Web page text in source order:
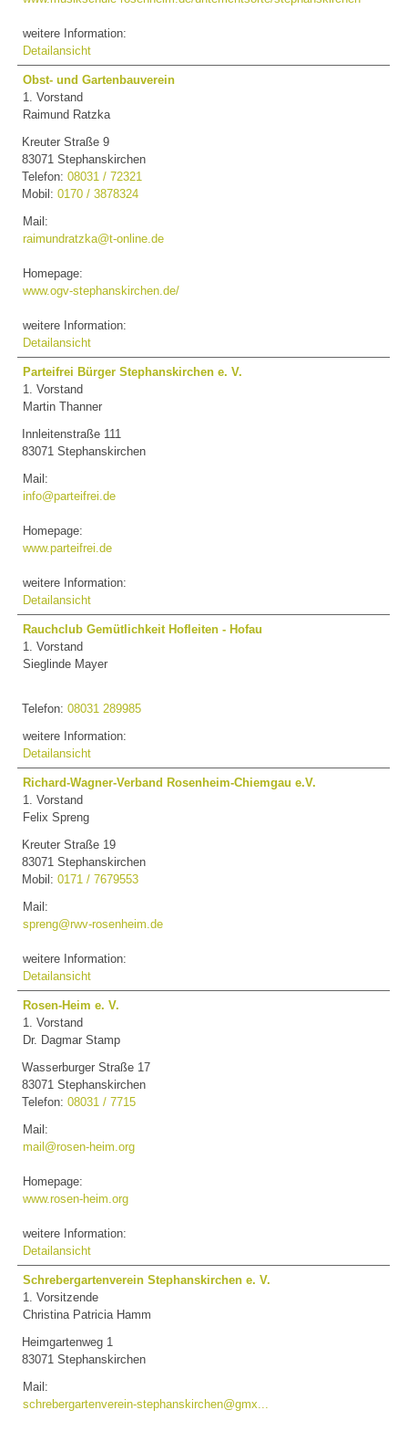
weitere Information:
Detailansicht
Obst- und Gartenbauverein
1. Vorstand
Raimund Ratzka
Kreuter Straße 9
83071 Stephanskirchen
Telefon:08031 / 72321
Mobil:0170 / 3878324
Mail:
raimundratzka@t-online.de
Homepage:
www.ogv-stephanskirchen.de/
weitere Information:
Detailansicht
Parteifrei Bürger Stephanskirchen e. V.
1. Vorstand
Martin Thanner
Innleitenstraße 111
83071 Stephanskirchen
Mail:
info@parteifrei.de
Homepage:
www.parteifrei.de
weitere Information:
Detailansicht
Rauchclub Gemütlichkeit Hofleiten - Hofau
1. Vorstand
Sieglinde Mayer
Telefon:08031 289985
weitere Information:
Detailansicht
Richard-Wagner-Verband Rosenheim-Chiemgau e.V.
1. Vorstand
Felix Spreng
Kreuter Straße 19
83071 Stephanskirchen
Mobil:0171 / 7679553
Mail:
spreng@rwv-rosenheim.de
weitere Information:
Detailansicht
Rosen-Heim e. V.
1. Vorstand
Dr. Dagmar Stamp
Wasserburger Straße 17
83071 Stephanskirchen
Telefon:08031 / 7715
Mail:
mail@rosen-heim.org
Homepage:
www.rosen-heim.org
weitere Information:
Detailansicht
Schrebergartenverein Stephanskirchen e. V.
1. Vorsitzende
Christina Patricia Hamm
Heimgartenweg 1
83071 Stephanskirchen
Mail:
schrebergartenverein-stephanskirchen@gmx...